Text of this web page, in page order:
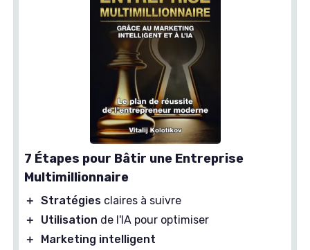
7 Étapes pour Bâtir une Entreprise
Multimillionnaire
＋ Stratégies claires à suivre
＋
Utilisation de l'IA pour optimiser
＋
Marketing intelligent